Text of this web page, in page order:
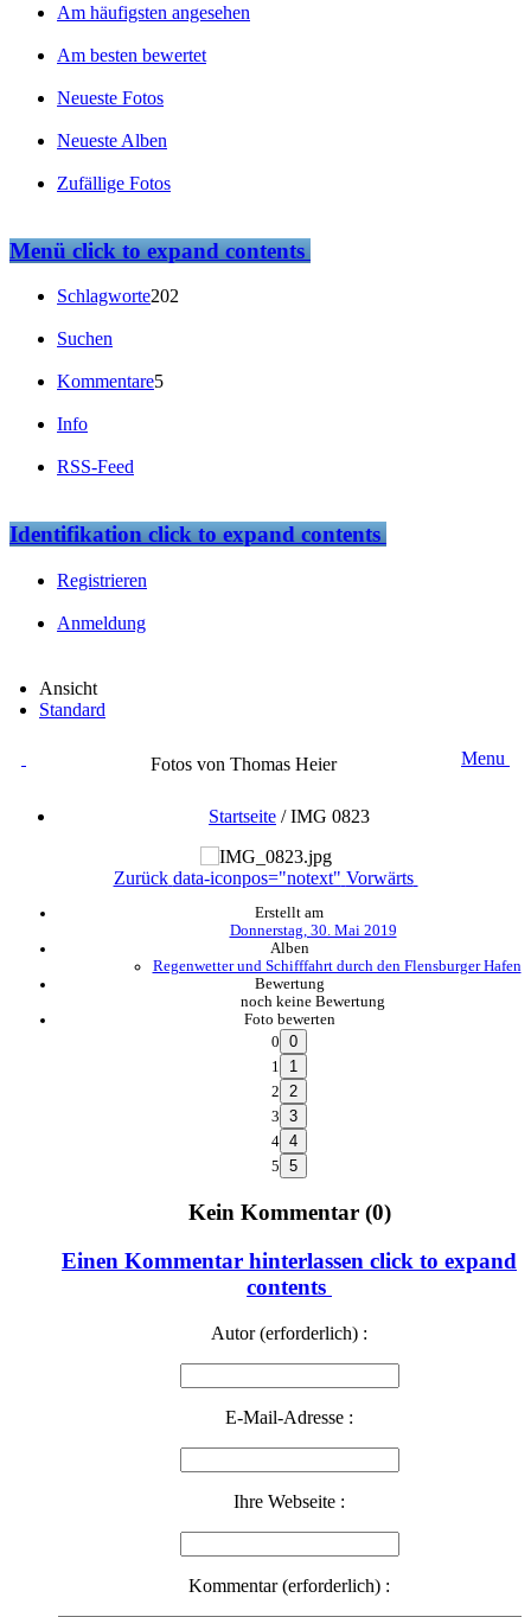
Am häufigsten angesehen
Am besten bewertet
Neueste Fotos
Neueste Alben
Zufällige Fotos
Menüclick to expand contents
Schlagworte202
Suchen
Kommentare5
Info
RSS-Feed
Identifikationclick to expand contents
Registrieren
Anmeldung
Ansicht
Standard
Fotos von Thomas Heier Menu
Startseite /IMG 0823
Zurück data-iconpos="notext" Vorwärts
Erstellt am
Donnerstag, 30. Mai 2019
Alben
Regenwetter und Schifffahrt durch den Flensburger Hafen
Bewertung
noch keine Bewertung
Foto bewerten
0
1
2
3
4
5
Kein Kommentar (0)
Einen Kommentar hinterlassen click to expand
contents
Autor (erforderlich) :
E-Mail-Adresse :
Ihre Webseite :
Kommentar (erforderlich) :